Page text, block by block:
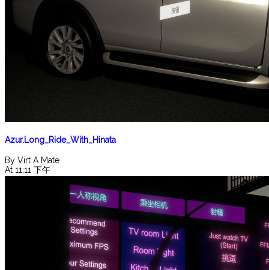
Azur.Long_Ride_With_Hinata
By Virt A Mate
At 11:11 下午